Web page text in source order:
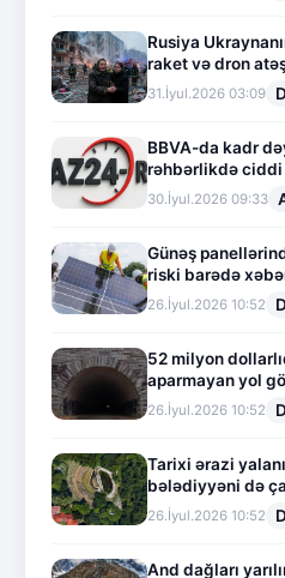
Rusiya
raket və dron
31.İyul.2026 03:09
BBVA-da kadr
rəhbərlikdə ciddi
30.İyul.2026 09:33
Günəş
riski barədə
26.İyul.2026 10:52
52 milyon
aparmayan yol
26.İyul.2026 10:52
Tarixi ərazi
bələdiyyəni də
26.İyul.2026 10:52
And dağları